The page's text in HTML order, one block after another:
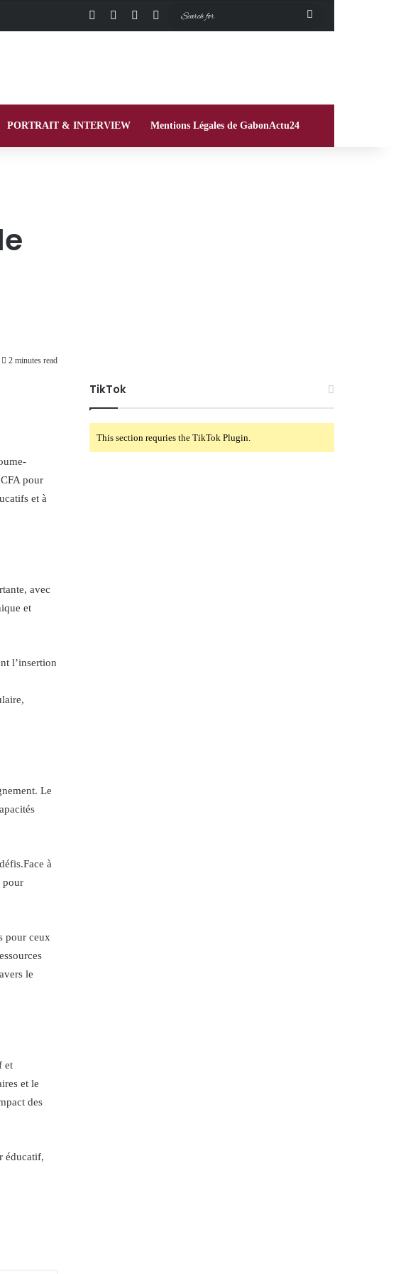
Facebook InstagramSwitch skin
PORTRAIT & INTERVIEW Mentions Légales de GabonActu24
2 minutes read
pour
et à
avec
et
l’insertion
Le
à
pour
pour ceux
le
et
et le
des
éducatif,
TikTok
This section requries the TikTok Plugin.